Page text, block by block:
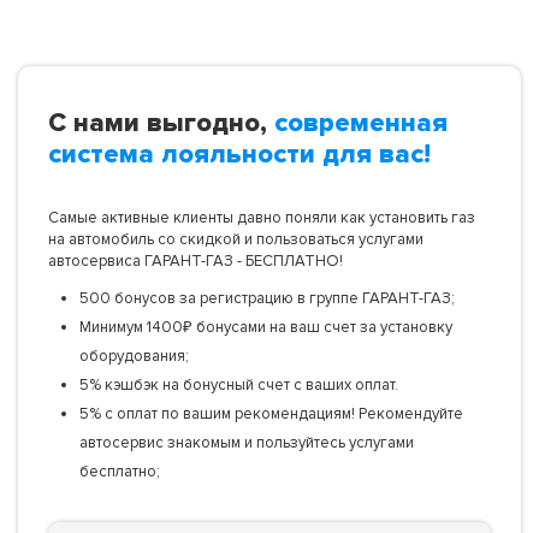
С нами выгодно, современная
система лояльности для вас!
Самые активные клиенты давно поняли как установить газ
на автомобиль со скидкой и пользоваться услугами
автосервиса ГАРАНТ-ГАЗ - БЕСПЛАТНО!
500 бонусов за регистрацию в группе ГАРАНТ-ГАЗ;
Минимум 1400₽ бонусами на ваш счет за установку
оборудования;
5% кэшбэк на бонусный счет с ваших оплат.
5% с оплат по вашим рекомендациям! Рекомендуйте
автосервис знакомым и пользуйтесь услугами
бесплатно;